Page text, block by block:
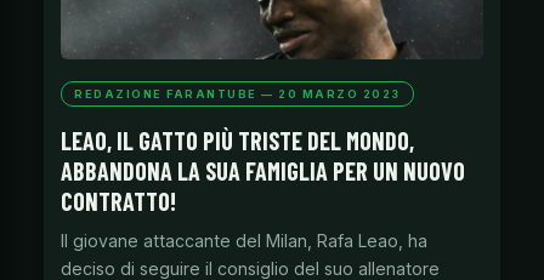
REDAZIONE FARANTUBE — 20 MARZO 2023
LEAO, IL GATTO PIÙ TRISTE DEL MONDO,
ABBANDONA LA SUA FAMIGLIA PER UN NUOVO
CONTRATTO!
Il giovane attaccante del Milan, Rafa Leao, ha
deciso di seguire il consiglio del suo allenatore